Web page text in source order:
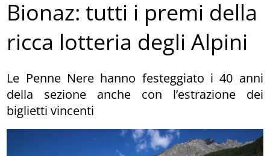
Bionaz: tutti i premi della
ricca lotteria degli Alpini
Le Penne Nere hanno festeggiato i 40 anni
della sezione anche con l’estrazione dei
biglietti vincenti